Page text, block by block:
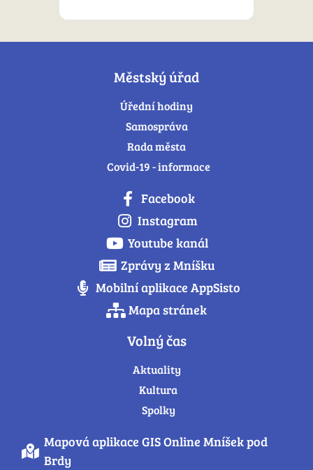
Městský úřad
Úřední hodiny
Samospráva
Rada města
Covid-19 - informace
Facebook
Instagram
Youtube kanál
Zprávy z Mníšku
Mobilní aplikace AppSisto
Mapa stránek
Volný čas
Aktuality
Kultura
Spolky
Mapová aplikace GIS Online Mníšek pod
Brdy